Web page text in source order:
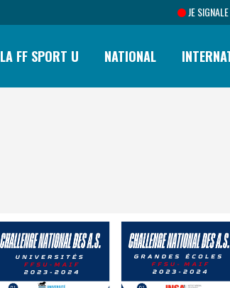
JE SIGNALE
LA FF SPORT U NATIONAL